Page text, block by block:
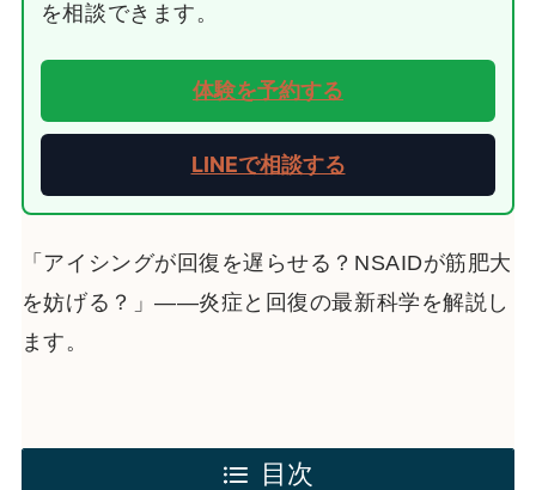
を相談できます。
体験を予約する
LINEで相談する
「アイシングが回復を遅らせる？NSAIDが筋肥大
を妨げる？」——炎症と回復の最新科学を解説し
ます。
目次